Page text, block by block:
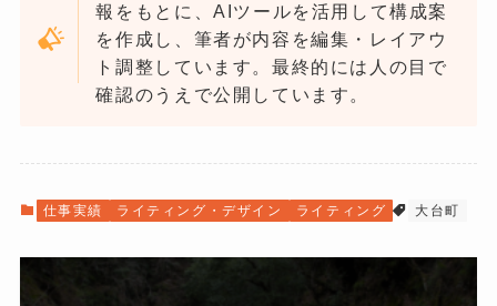
報をもとに、AIツールを活用して構成案
を作成し、筆者が内容を編集・レイアウ
ト調整しています。最終的には人の目で
確認のうえで公開しています。
仕事実績 ライティング・デザイン ライティング 大台町